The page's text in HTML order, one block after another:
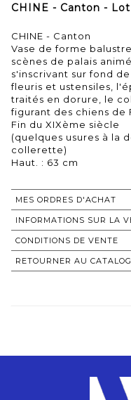
CHINE - Canton -
CHINE - Canton
Vase de forme
scènes de palais
s'inscrivant sur fond
fleuris et ustensiles,
traités en dorure, le
figurant des chiens de
Fin du XIXème siècle
(quelques usures à la
collerette)
Haut. : 63 cm
MES ORDRES D'ACHAT
INFORMATIONS SUR LA
CONDITIONS DE VENTE
RETOURNER AU